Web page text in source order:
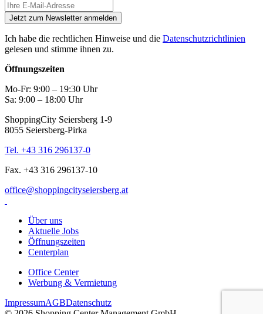
Jetzt zum Newsletter anmelden
Ich habe die rechtlichen Hinweise und die Datenschutzrichtlinien
gelesen und stimme ihnen zu.
Öffnungszeiten
Mo-Fr: 9:00 – 19:30 Uhr
Sa: 9:00 – 18:00 Uhr
ShoppingCity Seiersberg 1-9
8055 Seiersberg-Pirka
Tel. +43 316 296137-0
Fax. +43 316 296137-10
office@shoppingcityseiersberg.at
Über uns
Aktuelle Jobs
Öffnungszeiten
Centerplan
Office Center
Werbung & Vermietung
ImpressumAGBDatenschutz